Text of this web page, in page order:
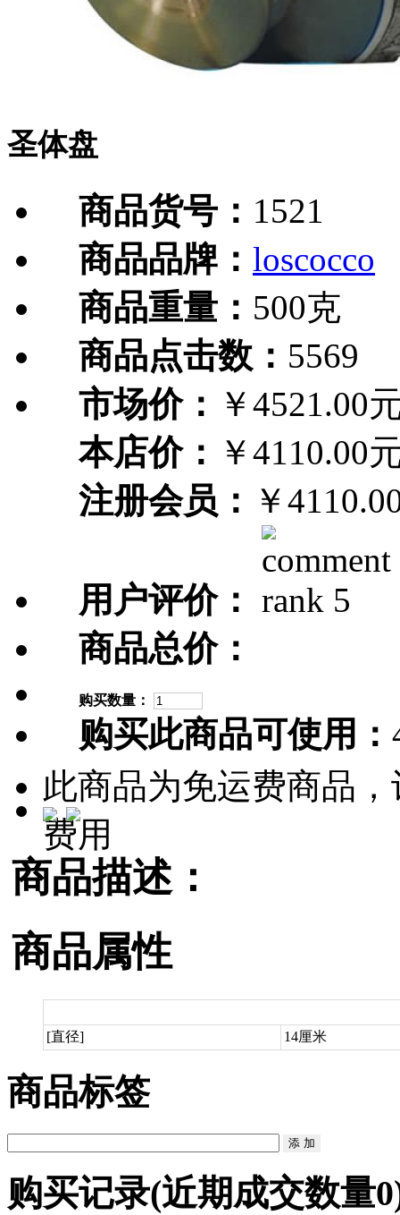
圣体盘
商品货号： 1521
商品品牌： loscocco
商品重量： 500克
商品点击数： 5569
市场价： ￥4521.00
本店价： ￥4110.00
注册会员： ￥
用户评价：
商品总价：
购买数量：
购买此商品可使用：
此商品为免运费商品
费用
商品描述：
商品属性
[直径] 14厘米
商品标签
购买记录(近期成交数量0